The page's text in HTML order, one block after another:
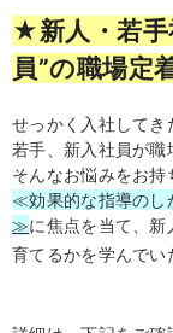
★新人・若
員”の職場定
せっかく入社してき
若手、新入社員が職
そんなお悩みをお持
≪効果的な指導の
≫に焦点を当て、新
育てるかを学んでい